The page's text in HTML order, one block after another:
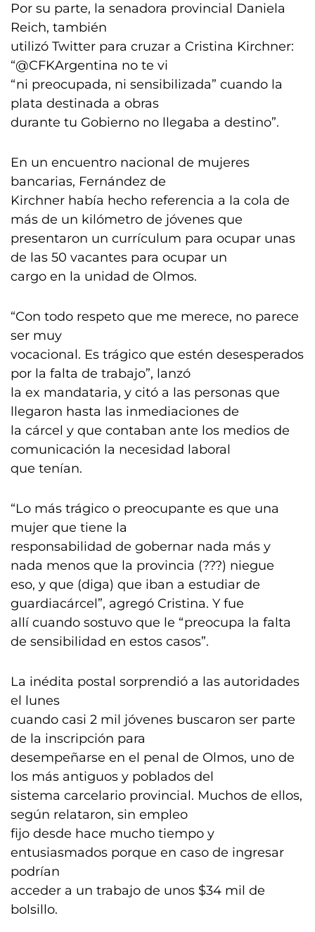
Por su parte, la senadora provincial Daniela
Reich, también
utilizó Twitter para cruzar a Cristina Kirchner:
“@CFKArgentina no te vi
“ni preocupada, ni sensibilizada” cuando la
plata destinada a obras
durante tu Gobierno no llegaba a destino”.
En un encuentro nacional de mujeres
bancarias, Fernández de
Kirchner había hecho referencia a la cola de
más de un kilómetro de jóvenes que
presentaron un currículum para ocupar unas
de las 50 vacantes para ocupar un
cargo en la unidad de Olmos.
“Con todo respeto que me merece, no parece
ser muy
vocacional. Es trágico que estén desesperados
por la falta de trabajo”, lanzó
la ex mandataria, y citó a las personas que
llegaron hasta las inmediaciones de
la cárcel y que contaban ante los medios de
comunicación la necesidad laboral
que tenían.
“Lo más trágico o preocupante es que una
mujer que tiene la
responsabilidad de gobernar nada más y
nada menos que la provincia (???) niegue
eso, y que (diga) que iban a estudiar de
guardiacárcel”, agregó Cristina. Y fue
allí cuando sostuvo que le “preocupa la falta
de sensibilidad en estos casos”.
La inédita postal sorprendió a las autoridades
el lunes
cuando casi 2 mil jóvenes buscaron ser parte
de la inscripción para
desempeñarse en el penal de Olmos, uno de
los más antiguos y poblados del
sistema carcelario provincial. Muchos de ellos,
según relataron, sin empleo
fijo desde hace mucho tiempo y
entusiasmados porque en caso de ingresar
podrían
acceder a un trabajo de unos $34 mil de
bolsillo.